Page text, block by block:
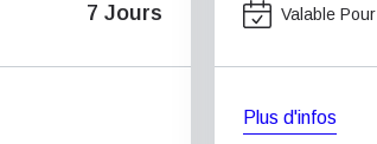
7 Jours Valable Pour
Plus d'infos